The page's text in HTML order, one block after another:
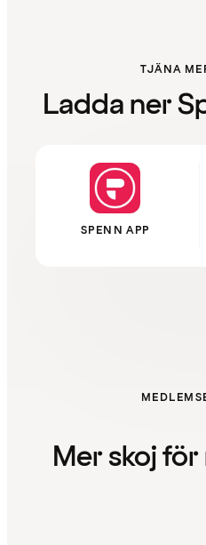
TJÄNA
Ladda ner
SPENN APP
Mer skoj